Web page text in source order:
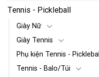
Tennis - Pickleball
Giày Nữ
Giày Tennis
Phụ kiện Tennis - Pickleball
Tennis - Balo/Túi